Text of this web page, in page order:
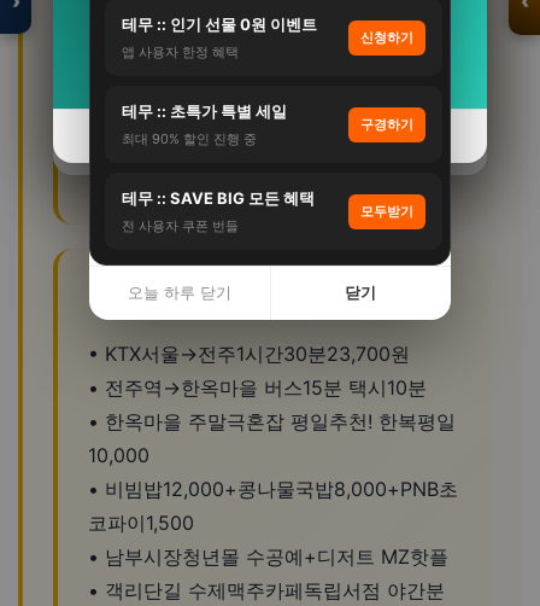
📌 1박2일: 1일 한옥마을+객리단길. 2일 군
💡 총비용:한복 15,000+경기전 3,000+비
빔밥 12,000+초코파이 1,500+국밥
8,000=
📋 전북 여행 필수 정보
• KTX서울→전주1시간30분23,700원
• 전주역→한옥마을 버스15분 택시10분
• 한옥마을 주말극혼잡 평일추천! 한복평일
10,000
• 비빔밥12,000+콩나물국밥8,000+PNB초
코파이1,500
• 남부시장청년몰 수공예+디저트 MZ핫플
• 객리단길 수제맥주카페독립서점 야간분
테무 :: 인기 선물 0원 이벤트
앱 사용자 한정 혜택
신청하기
테무 :: 초특가 특별 세일
최대 90% 할인 진행 중
구경하기
테무 :: SAVE BIG 모든 혜택
전 사용자 쿠폰 번들
모두받기
오늘 하루 닫기 닫기
자세히 보기 →
오늘 하루 닫기 닫기
자세히 보기 →
오늘 하루 닫기 닫기